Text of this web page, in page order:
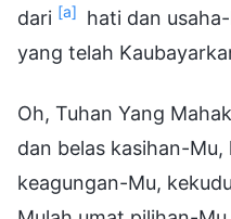
dari [a]
hati dan
yang telah
Oh, Tuhan Yang
dan belas kasihan-Mu,
keagungan-Mu,